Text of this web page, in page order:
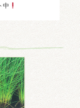
中